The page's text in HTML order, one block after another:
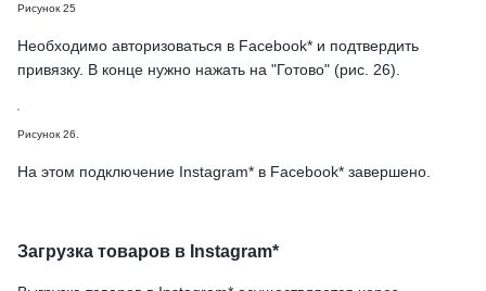
Рисунок 25
Необходимо авторизоваться в Facebook* и подтвердить
привязку. В конце нужно нажать на "Готово" (рис. 26).
Рисунок 26.
На этом подключение Instagram* в Facebook* завершено.
Загрузка товаров в Instagram*